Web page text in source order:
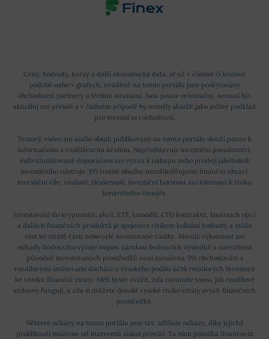
Ceny, hodnoty, kurzy a další ekonomická data, ať už v číselné či textové
podobě nebo v grafech, uváděné na tomto portálu jsou poskytovány
obchodními partnery a třetími stranami. Jsou pouze orientační, nemusí být
aktuální ani přesné a v žádném případě by neměly sloužit jako jediný podklad
pro investiční rozhodnutí.
Textový, video ani audio obsah publikovaný na tomto portálu slouží pouze k
informačním a vzdělávacím účelům. Nepředstavuje investiční poradenství,
individualizované doporučení ani výzvu k nákupu nebo prodeji jakéhokoli
investičního nástroje. Při tvorbě obsahu nezohledňujeme finanční situaci,
investiční cíle, znalosti, zkušenosti, investiční horizont ani toleranci k riziku
konkrétního čtenáře.
Investování do kryptoměn, akcií, ETF, komodit, CFD kontraktů, binárních opcí
a dalších finančních produktů je spojeno s rizikem kolísání hodnoty a může
vést ke ztrátě části nebo celé investované částky. Minulá výkonnost ani
odhady budoucího vývoje nejsou zárukou budoucích výsledků a návratnost
původně investovaných prostředků není zaručena. Při obchodování s
rozdílovými smlouvami dochází u vysokého podílu účtů retailových investorů
ke vzniku finanční ztráty. Měli byste zvážit, zda rozumíte tomu, jak rozdílové
smlouvy fungují, a zda si můžete dovolit vysoké riziko ztráty svých finančních
prostředků.
Některé odkazy na tomto portálu jsou tzv. affiliate odkazy, díky jejichž
prokliknutí můžeme od inzerentů získat provizi. Ta nám pomáhá financovat